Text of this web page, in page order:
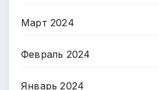
Март 2024
Февраль 2024
Январь 2024